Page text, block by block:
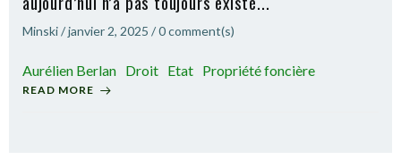
Minski/janvier 2, 2025 /0comment(s)
Aurélien Berlan Droit Etat Propriété foncière
READ MORE